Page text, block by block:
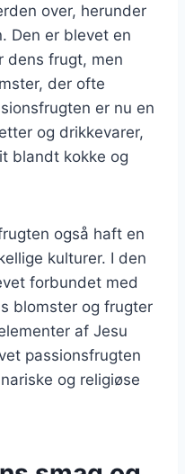
over, herunder
Den er blevet en
dens frugt, men
der ofte
er nu en
og drikkevarer,
blandt kokke og
også haft en
kulturer. I den
forbundet med
blomster og frugter
af Jesu
passionsfrugten
og religiøse